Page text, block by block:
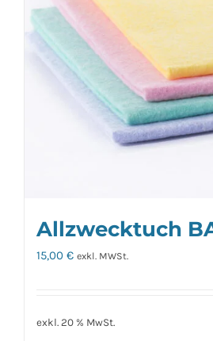
Allzwecktuch
15,00 € exkl. MWSt.
exkl. 20 % MwSt.